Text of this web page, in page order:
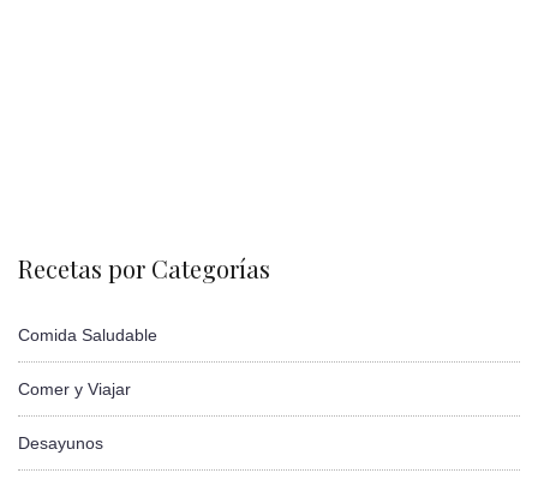
Recetas por Categorías
Comida Saludable
Comer y Viajar
Desayunos